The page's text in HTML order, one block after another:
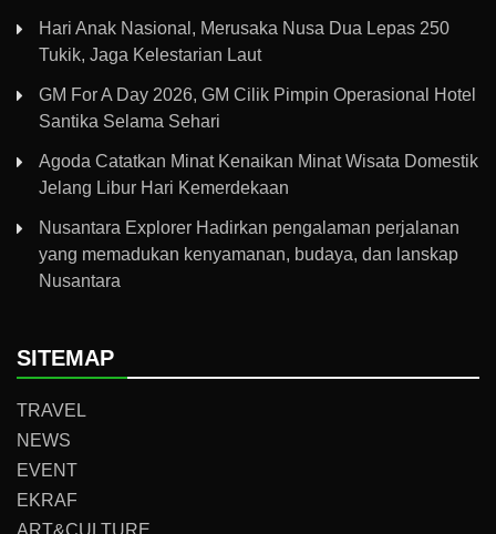
Hari Anak Nasional, Merusaka Nusa Dua Lepas 250
Tukik, Jaga Kelestarian Laut
GM For A Day 2026, GM Cilik Pimpin Operasional Hotel
Santika Selama Sehari
Agoda Catatkan Minat Kenaikan Minat Wisata Domestik
Jelang Libur Hari Kemerdekaan
Nusantara Explorer Hadirkan pengalaman perjalanan
yang memadukan kenyamanan, budaya, dan lanskap
Nusantara
SITEMAP
TRAVEL
NEWS
EVENT
EKRAF
ART&CULTURE